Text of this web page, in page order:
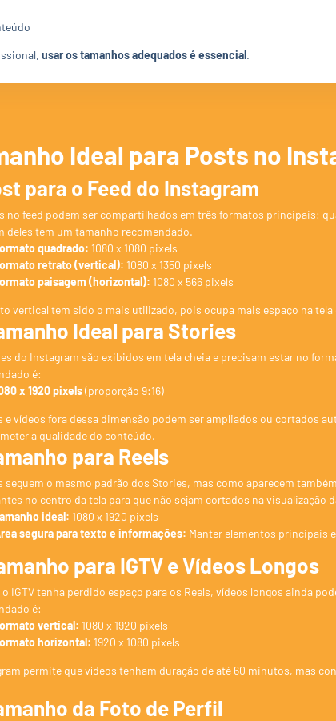
usar os tamanhos adequados é essencial.
Ideal para Posts no
para o Feed do Instagram
no feed podem ser compartilhados em três formatos principais:
deles tem um tamanho recomendado.
quadrado: 1080 x 1080 pixels
retrato (vertical): 1080 x 1350 pixels
paisagem (horizontal): 1080 x 566 pixels
vertical tem sido o mais utilizado, pois ocupa mais espaço na
Ideal para Stories
do Instagram são exibidos em tela cheia e precisam estar no
é:
x 1920 pixels(proporção 9:16)
e vídeos fora dessa dimensão podem ser ampliados ou cortados
a qualidade do conteúdo.
para Reels
seguem o mesmo padrão dos Stories, mas como aparecem
no centro da tela para que não sejam cortados na visualização
ideal: 1080 x 1920 pixels
segura para texto e informações: Manter elementos principais
para IGTV e Vídeos Longos
o IGTV tenha perdido espaço para os Reels, vídeos longos ainda
é:
vertical: 1080 x 1920 pixels
horizontal: 1920 x 1080 pixels
permite que vídeos tenham duração de até 60 minutos, mas
da Foto de Perfil